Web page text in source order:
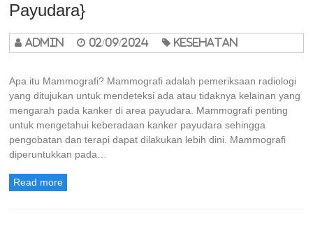
Payudara}
admin 02/09/2024 Kesehatan
Apa itu Mammografi? Mammografi adalah pemeriksaan radiologi
yang ditujukan untuk mendeteksi ada atau tidaknya kelainan yang
mengarah pada kanker di area payudara. Mammografi penting
untuk mengetahui keberadaan kanker payudara sehingga
pengobatan dan terapi dapat dilakukan lebih dini. Mammografi
diperuntukkan pada…
Read more